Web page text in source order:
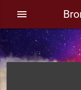
menu